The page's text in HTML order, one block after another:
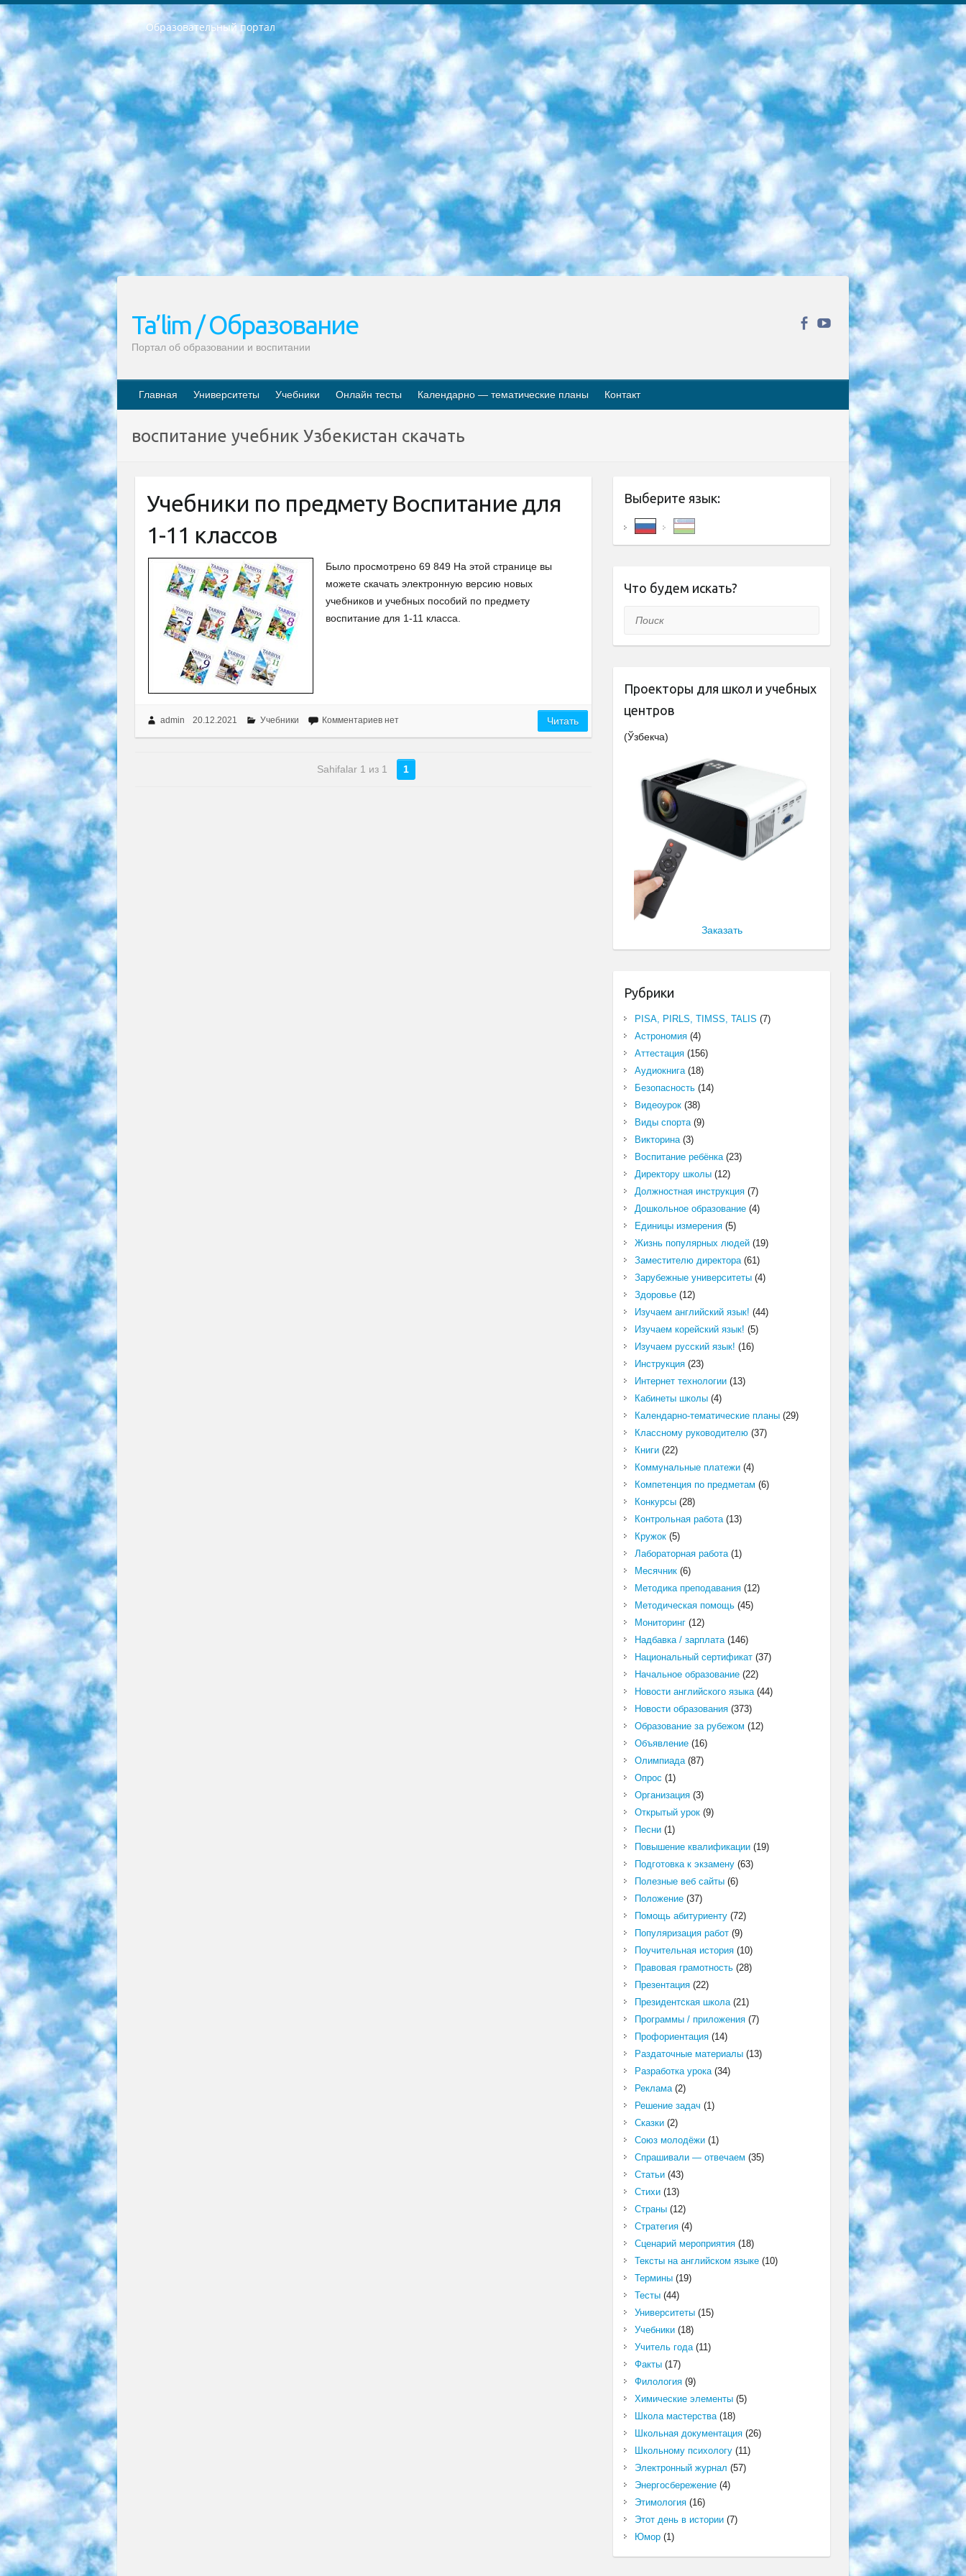
Образовательный портал
РЕСПУБЛИКА УЗБЕКИСТАН МИНИСТРЕРСТВО ДОШКОЛЬНОГО И ШКОЛЬНОГО ОБРАЗОВАНИЯ КОМАНДА в общеобразовательных учреждениях в 2023-2024 учебном году организация и проведение итоговой государственной аттестации обучающихся о Министра дошкольного и школьного образования Республики Узбекистан от 4 марта 2008 года (постановлением Минюста от 20 марта 2008 года № 1778 государственной регистрации) «Итоговое состояние учащихся общего среднего образования на основании положения об утверждении положения об аттестации общего среднего образования выпускной экзамен студентов в образовательных учреждениях в 2023-2024 учебном году В целях организации и прохождения аттестации приказываю: 1. Следующее: перечень предметов, по которым будет проводиться итоговая государственная аттестация и экзамен формы перевода согласно приложению 1; сертификаты международного образца, оценивающие уровень владения иностранными языками перечень согласно приложению 2; 2. Педагогический при специализированных образовательных учреждениях. научно-практический центр квалификации и международной оценки (Д.Давидова) 2024 г. До 25 марта: задания по предметам, по которым будет проводиться итоговая аттестация разработка и утверждение технических условий; итоговая аттестация на основании разработанного предметного задания разработка вопросов по предметам (устно и письменно), экзамен передача; общеобразовательные средние школы и специальные учебные заведения учащиеся выпускных классов школ и интернатов в агентской системе подготовка базы данных экзаменационных материалов и критериев оценки; перевод базы экзаменационных материалов на все языки обучения подать в Республиканский образовательный центр для изготовления; варианты экзаменов на основе разработанных контрольных материалов пусть будут поставлены задачи формирования. 3. Республиканский образовательный центр (Ш.Худайкулов) до 5 апреля 2024 года. до: база данных предоставленных экзаменационных материалов на все языки обучения перевод и экспертиза; для слепых, слабовидящих, глухих, слабослышащих и умственно отсталых детей учащиеся выпускных классов специализированных школ и школ-интернатов база данных экзаменационных материалов на всех преподаваемых языках подготовка критериев оценки; специализированные школы для умственно отсталых детей и технологии для учащихся выпускных классов школ-интернатов разработка соответствующих рекомендаций и критериев проведения ЕГЭ по естествознанию давать задания. 4. Педагогический при специализированных образовательных учреждениях. Научно-практический центр навыков и международной оценки (Д.Давидова), Республика образовательный центр (Худайкулов Ш.) итоговый государственный аттестационный экзамен ориентирован на творческое и логическое мышление при подготовке базы материалов учитывать введение заданий. 5. Следует отметить, что: сертификат государственного образца о знании общеобразовательного предмета и как минимум национальный уровень B1 по предметам на иностранных языках, указанным в Приложении 2. или международно признанный сертификат эквивалентного уровня студенты, изучающие определенный предмет, освобождаются от экзамена; по соответствующим предметам запланирована итоговая государственная аттестация за день до дня, путем жеребьевки Рабочей группой (в письменной форме по предметам, проводимым в форме) из числа сформированных вариантов выбрано 2 варианта; 2 выбранных варианта экзамена анонсированы на официальном сайте министерства и все выпускники по всей стране на основе этих вариантов проводит итоговую государственную аттестацию. 6. Государственное образование учащихся средних общеобразовательных учреждений. знания в соответствии с квалификационными требованиями, которые необходимо приобрести на основании стандартов итоговый (выпускной) контроль для 9 и 11 классов в целях тестирования Экзамены (далее – экзамены) состоят из предметов, перечисленных в приложении 1. будет сделано. 7. Экзамены пройдут с 26 мая по 15 июня 2024 г. (кроме науки физического воспитания). 8. Физическая для учащихся 9 классов общесредних образовательных учреждений. Экзамены по предмету «Образование, квалификация медицина» 1-6 мая 2024 года. сотрудники перевести под присмотр (с отклонениями в физическом или умственном развитии) специализированная школа для детей, школы-интернаты и со сколиозом школы-интернаты санаторного типа для больных детей исключены). 9. Он был слепым, слабовидящим и имел нарушения опорно-двигательного аппарата. экзамены в специализированных школах и интернатах для детей должны проводиться исходя из требований, предъявляемых к общеобразовательным учреждениям (физкультура кроме науки). 10. Специализированная школа для глухих и слабослышащих детей. и экзамены в интернатах и быть реализован в виде письменного теста по математике. 11. Специальность для умственно отсталых детей. Для 9 класса Родной язык и литературное письмо Государственный язык (язык обучения – узбекский). для неклассов) написано Математическое письмо Письменная/устная история Узбекистана Физическое воспитание практично Итоговый контроль Для 11 класса Написание родного языка и литературы (эссе) Математическое письмо Узбекский язык (обучение на узбекском языке) не посещающее общее среднее образование для учреждений)/Образовательное учреждение выбор письменный и устный Иностранный язык письменный/устный Письменная/устная история Узбекистана *По выбору студента:  Химия  Физика  Основы государственного права  География 10 бесплатных образовательных ресурсов - Мы составили подборку онлайн-проектов с интерактивными упражнениями, видеолекциями и статьями. Они помогут вам обрести новые и освежить старые знания бесплатно. 1. «ИНТУИТ» Старейшая образовательная площадка Рунета. Здесь вы найдёте сотни текстовых и видеокурсов на десятки различных тем — от программирования до психологии. Многие курсы подготовлены российскими университетами и крупными международными компаниями вроде Intel и Microsoft. Самостоятельное обучение бесплатное, но желающие могут оплатить услуги персональных наставников. 2. «Смартия» знакомит с актуальными профессиями и подсказывает, как им обучаться. Выбрав заинтересовавшую вас специальность — SMM-специалист, фотограф, веб-дизайнер или другую, — увидите список необходимых для неё умений. Чтобы вы могли освоить их самостоятельно, для каждого умения площадка отображает подборку ссылок на учебные материалы. Хотя «Смартия» ориентируется на русскоязычную аудиторию, часть контента всё же доступна только на английском. 3. «Лекторий Физтеха» Проект Московского физико-технического института (Физтеха). С его помощью вы можете смотреть онлайн серии лекций, записанные на видео в этом вузе. В числе доступных предметов — физика, биология, химия, информационные технологии и другие. К некоторым лекциям администрация ресурса прилагает готовые конспекты, которые можно скачивать в PDF-формате. 4. ITMOcourses Онлайн-площадка Санкт-Петербургского национального исследовательского университета информационных технологий, механики и оптики (ИТМО). Ресурс предоставляет свободный доступ к курсам, разработанным в этом вузе. Каталог материалов разбит на четыре категории: «Оптические системы и технологии», «Приборостроение и робототехника», «Информационные технологии» и «Биотехнологии». Курсы состоят из видеолекций, интерактивных демонстраций и заданий. 5. «КиберЛенинка» Электронная научная библиотека открытого доступа. Каталог площадки регулярно обрастает текстами статей из различных научных изданий. Сгруппированные по журналам и рубрикам публикации можно читать онлайн или скачивать целиком в PDF-формате. Проект нацелен на популяризацию науки за счёт открытого доступа к качественной информации. 6. «ПостНаука» На этом ресурсе публикуют подборки видеолекций, составленные экспертами из разных отраслей и объединённые общими темами. Среди них, к примеру, есть серии «Биоинформатика и геномика», «Культура средневековой Скандинавии» и Cinema Studies о теории кино. Каждая подборка лекций — логически связанная история, рассказанная экспертом от первого лица. Кроме того, на сайте появляются научно-образовательные статьи и тесты на разные темы. 7. «Newочём» Команда проекта «Newочём» отбирает самые интересные тексты из англоязычных СМИ и переводит те из них, за которые голосуют участники сообщества «ВКонтакте». По большей части это научно-популярные статьи. Редакторы придумывают лишь заголовки, в остальном содержание переводов соответствует оригиналам. Полные тексты можно читать прямо в социальной сети. 8. InternetUrok Онлайн-база материалов по основным дисциплинам школьной программы. Информация на сайте структурирована по классам, предметам и темам (урокам). Каждый урок состоит из видеолекций и конспектов. Есть также интерактивные тренажёры и тесты для закрепления пройденного материала. Даже если вы давно окончили школу, возможность повторить программу старших классов всегда может пригодиться. 9. Edutainme Ещё один ресурс об образовании. В отличие от Newtonew, как мне кажется, Edutainme больше ориентируется на представителей индустрии: педагогов, предпринимателей, разработчиков образовательных проектов. Но и любой, кто просто стремится к саморазвитию, найдёт на сайте много полезного и интересного для себя. Например, информацию о новых курсах и образовательных сервисах. 10. Newtonew Онлайн-медиа об образовании и обучении в широком смысле. Авторы Newtonew пишут об инструментах, заведениях, тактиках и стратегиях, которые помогают учить других и получать новые знания самостоятельно. На этой площадке вы найдёте новости, обзоры, аналитические мат
Ta’lim / Образование
Портал об образовании и воспитании
Главная Университеты Учебники Онлайн тесты Календарно — тематические планы Контакт
воспитание учебник Узбекистан скачать
Учебники по предмету Воспитание для
1-11 классов
Было просмотрено 69 849 На этой странице вы
можете скачать электронную версию новых
учебников и учебных пособий по предмету
воспитание для 1-11 класса.
admin 20.12.2021 Учебники Комментариев нет Читать
Sahifalar 1 из 1 1
Выберите язык:
Что будем искать?
Поиск
Проекторы для школ и учебных
центров
(Ўзбекча)
Заказать
Рубрики
PISA, PIRLS, TIMSS, TALIS (7)
Астрономия(4)
Аттестация(156)
Аудиокнига(18)
Безопасность(14)
Видеоурок(38)
Виды спорта(9)
Викторина(3)
Воспитание ребёнка(23)
Директору школы(12)
Должностная инструкция(7)
Дошкольное образование(4)
Единицы измерения(5)
Жизнь популярных людей(19)
Заместителю директора(61)
Зарубежные университеты(4)
Здоровье(12)
Изучаем английский язык! (44)
Изучаем корейский язык! (5)
Изучаем русский язык! (16)
Инструкция(23)
Интернет технологии(13)
Кабинеты школы(4)
Календарно-тематические планы(29)
Классному руководителю(37)
Книги(22)
Коммунальные платежи(4)
Компетенция по предметам (6)
Конкурсы(28)
Контрольная работа(13)
Кружок(5)
Лабораторная работа(1)
Месячник(6)
Методика преподавания(12)
Методическая помощь(45)
Мониторинг(12)
Надбавка / зарплата(146)
Национальный сертификат(37)
Начальное образование(22)
Новости английского языка(44)
Новости образования(373)
Образование за рубежом (12)
Объявление(16)
Олимпиада(87)
Опрос (1)
Организация(3)
Открытый урок(9)
Песни(1)
Повышение квалификации(19)
Подготовка к экзамену(63)
Полезные веб сайты(6)
Положение(37)
Помощь абитуриенту(72)
Популяризация работ(9)
Поучительная история(10)
Правовая грамотность(28)
Презентация(22)
Президентская школа(21)
Программы / приложения(7)
Профориентация(14)
Раздаточные материалы(13)
Разработка урока(34)
Реклама(2)
Решение задач (1)
Сказки(2)
Союз молодёжи(1)
Спрашивали — отвечаем (35)
Статьи(43)
Стихи(13)
Страны(12)
Стратегия(4)
Сценарий мероприятия(18)
Тексты на английском языке(10)
Термины(19)
Тесты(44)
Университеты(15)
Учебники(18)
Учитель года(11)
Факты(17)
Филология(9)
Химические элементы(5)
Школа мастерства(18)
Школьная документация(26)
Школьному психологу(11)
Электронный журнал (57)
Энергосбережение(4)
Этимология(16)
Этот день в истории(7)
Юмор(1)